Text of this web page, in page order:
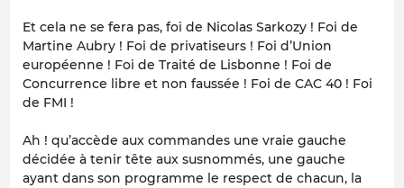
Et cela ne se fera pas, foi de Nicolas Sarkozy ! Foi de
Martine Aubry ! Foi de privatiseurs ! Foi d’Union
européenne ! Foi de Traité de Lisbonne ! Foi de
Concurrence libre et non faussée ! Foi de CAC 40 ! Foi
de FMI !
Ah ! qu’accède aux commandes une vraie gauche
décidée à tenir tête aux susnommés, une gauche
ayant dans son programme le respect de chacun, la